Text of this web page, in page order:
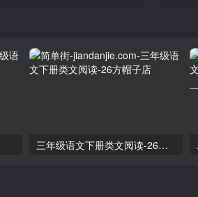
三年级语文下册类文阅读-26方帽子店